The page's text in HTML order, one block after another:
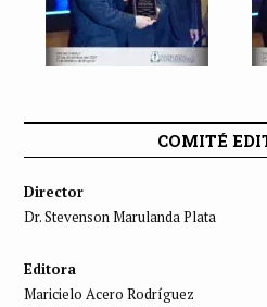
COMITÉ
Director
Dr. Stevenson Marulanda Plata
Editora
Maricielo Acero Rodríguez